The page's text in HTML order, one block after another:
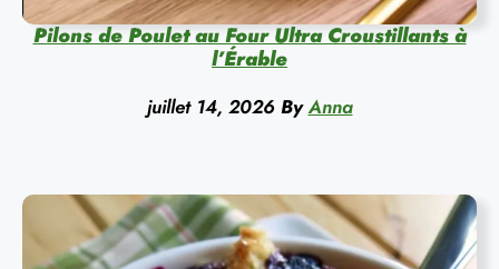
Pilons de Poulet au Four Ultra Croustillants à
l’Érable
juillet 14, 2026 By Anna